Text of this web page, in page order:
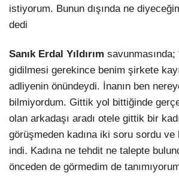
istiyorum. Bunun dışında ne
dedi
Sanık Erdal Yıldırım
gidilmesi gerekince benim şirkete
adliyenin önündeydi. İnanın ben
bilmiyordum. Gittik yol bittiğinde
olan arkadaşı aradı otele gittik bir
görüşmeden kadına iki soru sordu ve
indi. Kadına ne tehdit ne talepte
önceden de görmedim de